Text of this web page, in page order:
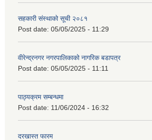
सहकारी संस्थाको सूची २०८१
Post date: 05/05/2025 - 11:29
वीरेन्द्रनगर नगरपालिकाको नागरिक बडापत्र
Post date: 05/05/2025 - 11:11
पाठ्यक्रम सम्बन्धमा
Post date: 11/06/2024 - 16:32
दरखास्त फारम